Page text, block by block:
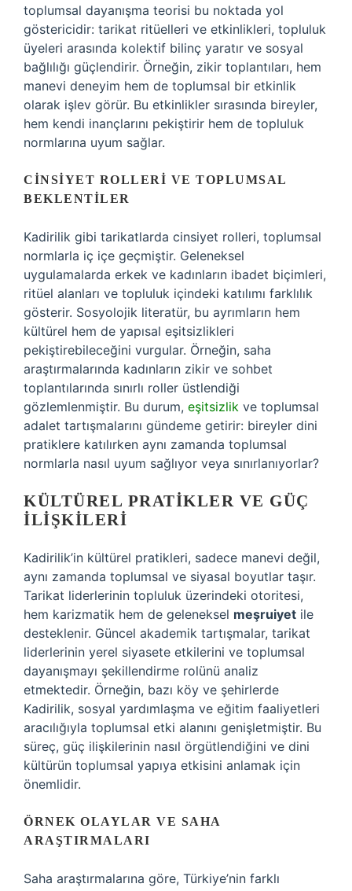
toplumsal dayanışma teorisi bu noktada yol
göstericidir: tarikat ritüelleri ve etkinlikleri, topluluk
üyeleri arasında kolektif bilinç yaratır ve sosyal
bağlılığı güçlendirir. Örneğin, zikir toplantıları, hem
manevi deneyim hem de toplumsal bir etkinlik
olarak işlev görür. Bu etkinlikler sırasında bireyler,
hem kendi inançlarını pekiştirir hem de topluluk
normlarına uyum sağlar.
CINSIYET ROLLERI VE TOPLUMSAL
BEKLENTILER
Kadirilik gibi tarikatlarda cinsiyet rolleri, toplumsal
normlarla iç içe geçmiştir. Geleneksel
uygulamalarda erkek ve kadınların ibadet biçimleri,
ritüel alanları ve topluluk içindeki katılımı farklılık
gösterir. Sosyolojik literatür, bu ayrımların hem
kültürel hem de yapısal eşitsizlikleri
pekiştirebileceğini vurgular. Örneğin, saha
araştırmalarında kadınların zikir ve sohbet
toplantılarında sınırlı roller üstlendiği
gözlemlenmiştir. Bu durum, eşitsizlik ve toplumsal
adalet tartışmalarını gündeme getirir: bireyler dini
pratiklere katılırken aynı zamanda toplumsal
normlarla nasıl uyum sağlıyor veya sınırlanıyorlar?
KÜLTÜREL PRATIKLER VE GÜÇ
İLIŞKILERI
Kadirilik’in kültürel pratikleri, sadece manevi değil,
aynı zamanda toplumsal ve siyasal boyutlar taşır.
Tarikat liderlerinin topluluk üzerindeki otoritesi,
hem karizmatik hem de geleneksel meşruiyet ile
desteklenir. Güncel akademik tartışmalar, tarikat
liderlerinin yerel siyasete etkilerini ve toplumsal
dayanışmayı şekillendirme rolünü analiz
etmektedir. Örneğin, bazı köy ve şehirlerde
Kadirilik, sosyal yardımlaşma ve eğitim faaliyetleri
aracılığıyla toplumsal etki alanını genişletmiştir. Bu
süreç, güç ilişkilerinin nasıl örgütlendiğini ve dini
kültürün toplumsal yapıya etkisini anlamak için
önemlidir.
ÖRNEK OLAYLAR VE SAHA
ARAŞTIRMALARI
Saha araştırmalarına göre, Türkiye’nin farklı